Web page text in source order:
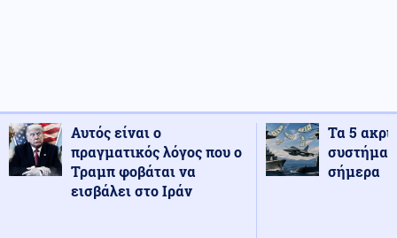
Αυτός είναι ο
πραγματικός λόγος που ο
Τραμπ φοβάται να
εισβάλει στο Ιράν
Τα 5
σήμερα